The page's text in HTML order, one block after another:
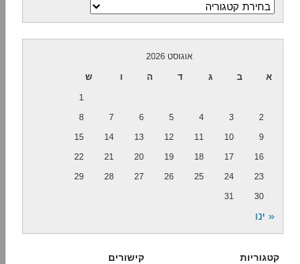
קטגוריות
אוגוסט 2026
א ב ג ד ה ו ש
1
2
3
4
5
6
7
8
9
10
11
12
13
14
15
16
17
18
19
20
21
22
23
24
25
26
27
28
29
30
31
« ינו
קטגוריות קישורים